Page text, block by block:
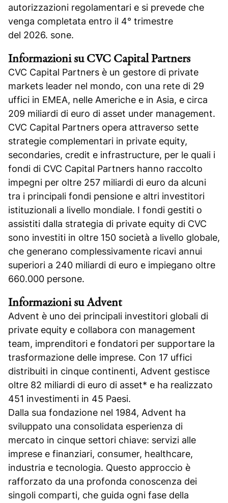
autorizzazioni regolamentari e si prevede che
venga completata entro il 4° trimestre
del 2026. sone.
Informazioni su CVC Capital Partners
CVC Capital Partners è un gestore di private
markets leader nel mondo, con una rete di 29
uffici in EMEA, nelle Americhe e in Asia, e circa
209 miliardi di euro di asset under management.
CVC Capital Partners opera attraverso sette
strategie complementari in private equity,
secondaries, credit e infrastructure, per le quali i
fondi di CVC Capital Partners hanno raccolto
impegni per oltre 257 miliardi di euro da alcuni
tra i principali fondi pensione e altri investitori
istituzionali a livello mondiale. I fondi gestiti o
assistiti dalla strategia di private equity di CVC
sono investiti in oltre 150 società a livello globale,
che generano complessivamente ricavi annui
superiori a 240 miliardi di euro e impiegano oltre
660.000 persone.
Informazioni su Advent
Advent è uno dei principali investitori globali di
private equity e collabora con management
team, imprenditori e fondatori per supportare la
trasformazione delle imprese. Con 17 uffici
distribuiti in cinque continenti, Advent gestisce
oltre 82 miliardi di euro di asset* e ha realizzato
451 investimenti in 45 Paesi.
Dalla sua fondazione nel 1984, Advent ha
sviluppato una consolidata esperienza di
mercato in cinque settori chiave: servizi alle
imprese e finanziari, consumer, healthcare,
industria e tecnologia. Questo approccio è
rafforzato da una profonda conoscenza dei
singoli comparti, che guida ogni fase della